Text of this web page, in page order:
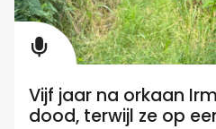
Vijf jaar na orkaan
dood, terwijl ze op